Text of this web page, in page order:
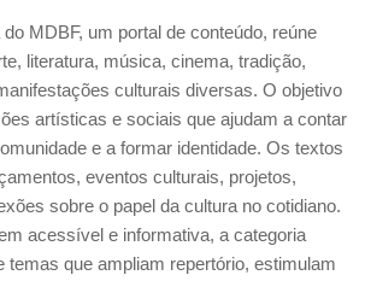
MDBF, um portal de conteúdo, reúne
literatura, música, cinema, tradição,
culturais diversas. O objetivo
artísticas e sociais que ajudam a contar
e a formar identidade. Os textos
eventos culturais, projetos,
sobre o papel da cultura no cotidiano.
acessível e informativa, a categoria
temas que ampliam repertório, estimulam